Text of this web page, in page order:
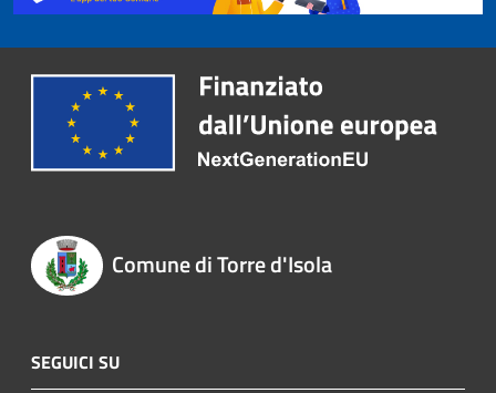
Comune di Torre d'Isola
SEGUICI SU